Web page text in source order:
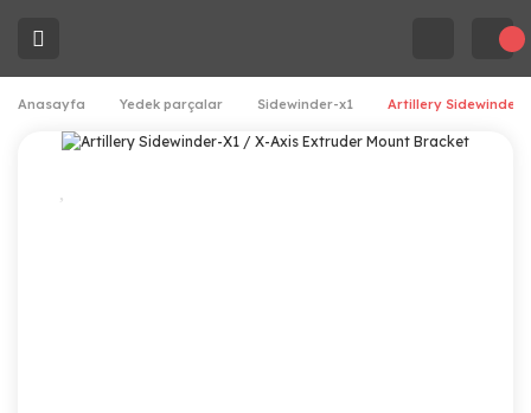
Anasayfa Yedek parçalar Sidewinder-x1 Artillery Sidewinder-